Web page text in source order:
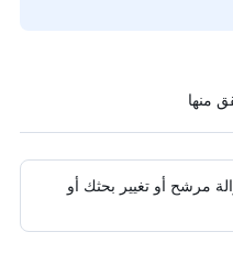
مرشح أو تغيير بحثك أو